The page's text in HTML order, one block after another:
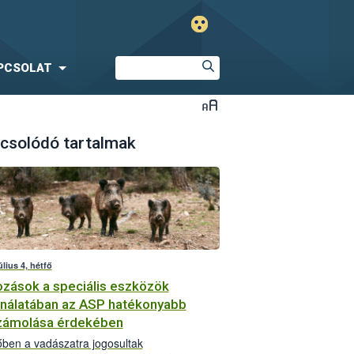
tartalmak
4, hétfő
a speciális eszközök
az ASP hatékonyabb
érdekében
a vadászatra jogosultak